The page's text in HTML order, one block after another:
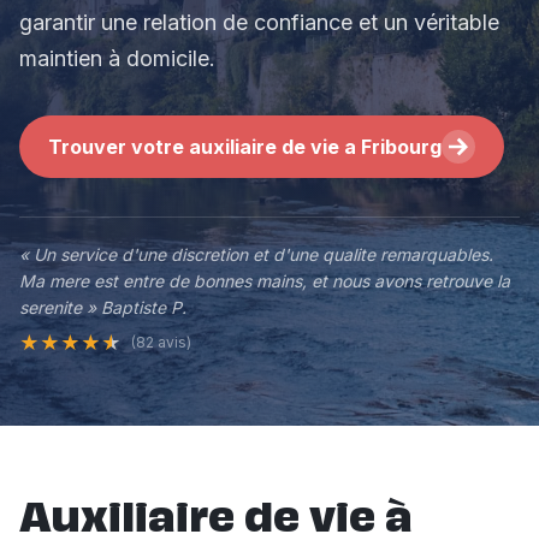
garantir une relation de confiance et un véritable
maintien à domicile.
Trouver votre auxiliaire de vie a Fribourg
« Un service d'une discretion et d'une qualite remarquables.
Ma mere est entre de bonnes mains, et nous avons retrouve la
serenite » Baptiste P.
★★★★★ (82 avis)
Auxiliaire de vie à